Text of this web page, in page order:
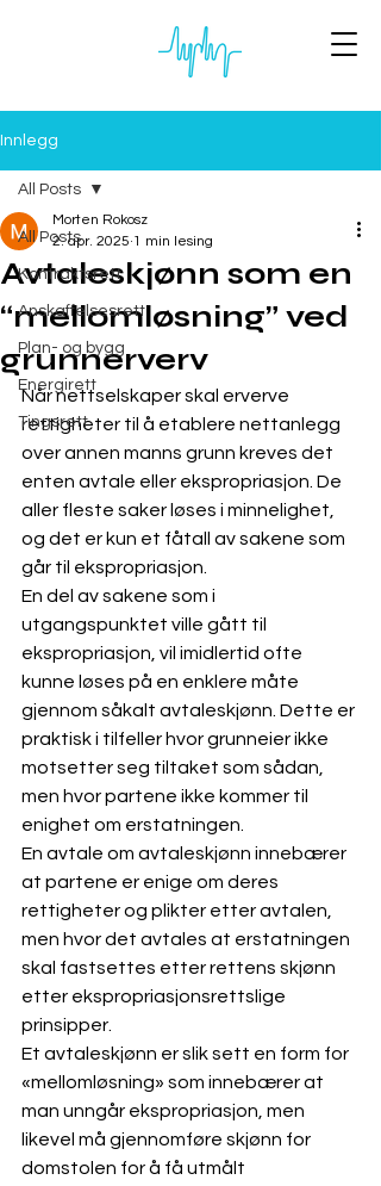
Innlegg
All Posts
Kontraktsrett
Anskaffelsesrett
Plan- og bygg
Energirett
Tingsrett
All Posts
Avtaleskjønn som en
“mellomløsning” ved
grunnerverv
Morten Rokosz
2. apr. 2025 1 min lesing
Når nettselskaper skal erverve
rettigheter til å etablere nettanlegg
over annen manns grunn kreves det
enten avtale eller ekspropriasjon. De
aller fleste saker løses i minnelighet,
og det er kun et fåtall av sakene som
går til ekspropriasjon.
En del av sakene som i
utgangspunktet ville gått til
ekspropriasjon, vil imidlertid ofte
kunne løses på en enklere måte
gjennom såkalt avtaleskjønn. Dette er
praktisk i tilfeller hvor grunneier ikke
motsetter seg tiltaket som sådan,
men hvor partene ikke kommer til
enighet om erstatningen.
En avtale om avtaleskjønn innebærer
at partene er enige om deres
rettigheter og plikter etter avtalen,
men hvor det avtales at erstatningen
skal fastsettes etter rettens skjønn
etter ekspropriasjonsrettslige
prinsipper.
Et avtaleskjønn er slik sett en form for
«mellomløsning» som innebærer at
man unngår ekspropriasjon, men
likevel må gjennomføre skjønn for
domstolen for å få utmålt